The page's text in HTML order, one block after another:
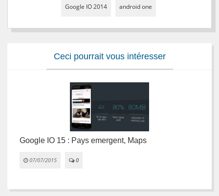
Google IO 2014 android one
Ceci pourrait vous intéresser
Google IO 15 : Pays emergent, Maps
07/07/2015 0